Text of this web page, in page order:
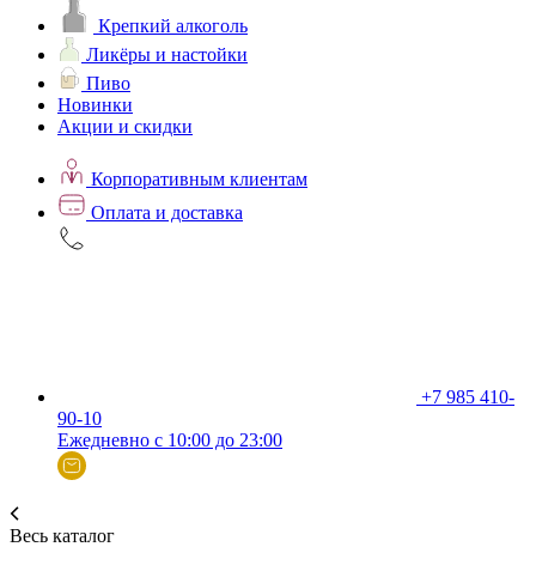
Крепкий алкоголь
Ликёры и настойки
Пиво
Новинки
Акции и скидки
Корпоративным клиентам
Оплата и доставка
+7 985 410-
90-10
Ежедневно с 10:00 до 23:00
Весь каталог